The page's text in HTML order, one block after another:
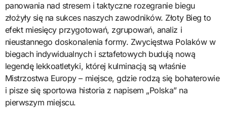
panowania nad stresem i taktyczne rozegranie biegu
złożyły się na sukces naszych zawodników. Złoty Bieg to
efekt miesięcy przygotowań, zgrupowań, analiz i
nieustannego doskonalenia formy. Zwycięstwa Polaków w
biegach indywidualnych i sztafetowych budują nową
legendę lekkoatletyki, której kulminacją są właśnie
Mistrzostwa Europy – miejsce, gdzie rodzą się bohaterowie
i pisze się sportowa historia z napisem „Polska” na
pierwszym miejscu.